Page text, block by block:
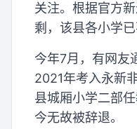
关注。根据官方
剩，该县各小学
今年7月，有网友
2021年考入永新
县城厢小学二部
今无故被辞退。